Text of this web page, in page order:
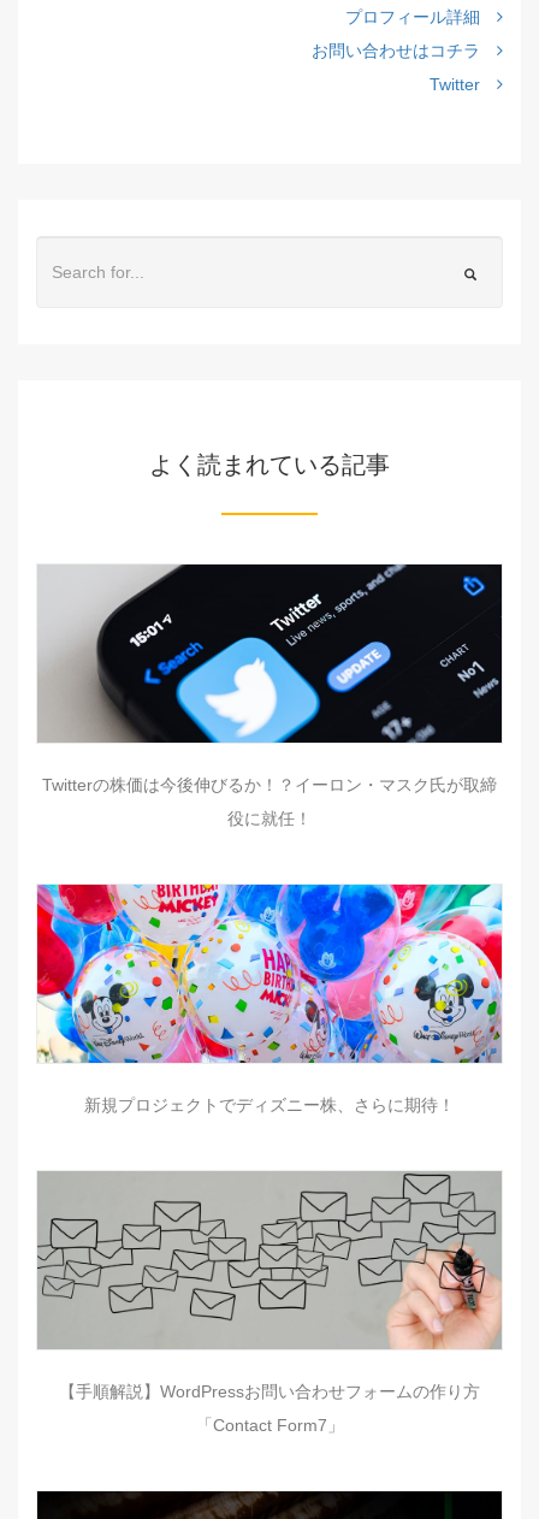
プロフィール詳細
お問い合わせはコチラ
Twitter
よく読まれている記事
Twitterの株価は今後伸びるか！？イーロン・マスク氏が取締
役に就任！
新規プロジェクトでディズニー株、さらに期待！
【手順解説】WordPressお問い合わせフォームの作り方
「Contact Form7」